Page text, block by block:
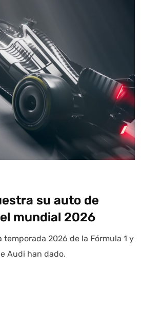
su auto de
mundial 2026
temporada 2026 de la Fórmula 1 y
Audi han dado.